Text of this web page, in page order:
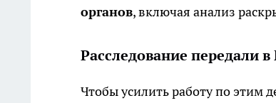
органов, включая анализ
Расследование передали
Чтобы усилить работу по этим